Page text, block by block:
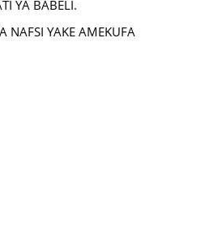
YA BABELI.
NAFSI YAKE AMEKUFA